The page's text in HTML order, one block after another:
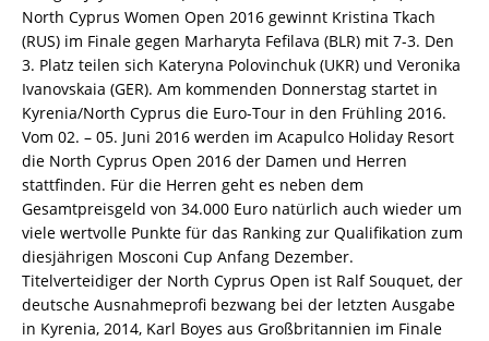
North Cyprus Women Open 2016 gewinnt Kristina Tkach
(RUS) im Finale gegen Marharyta Fefilava (BLR) mit 7-3. Den
3. Platz teilen sich Kateryna Polovinchuk (UKR) und Veronika
Ivanovskaia (GER). Am kommenden Donnerstag startet in
Kyrenia/North Cyprus die Euro-Tour in den Frühling 2016.
Vom 02. – 05. Juni 2016 werden im Acapulco Holiday Resort
die North Cyprus Open 2016 der Damen und Herren
stattfinden. Für die Herren geht es neben dem
Gesamtpreisgeld von 34.000 Euro natürlich auch wieder um
viele wertvolle Punkte für das Ranking zur Qualifikation zum
diesjährigen Mosconi Cup Anfang Dezember.
Titelverteidiger der North Cyprus Open ist Ralf Souquet, der
deutsche Ausnahmeprofi bezwang bei der letzten Ausgabe
in Kyrenia, 2014, Karl Boyes aus Großbritannien im Finale